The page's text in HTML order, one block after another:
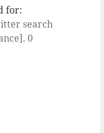
for:
search
0